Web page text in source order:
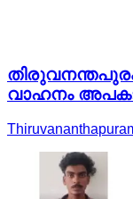
വാഹനം